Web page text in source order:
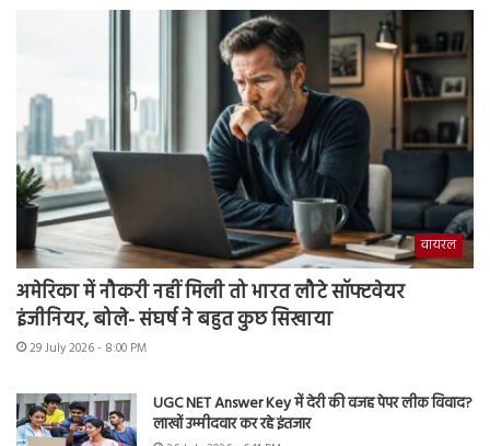
वायरल
अमेरिका में नौकरी नहीं मिली तो भारत लौटे सॉफ्टवेयर
इंजीनियर, बोले- संघर्ष ने बहुत कुछ सिखाया
29 July 2026 - 8:00 PM
UGC NET Answer Key में देरी की वजह पेपर लीक विवाद?
लाखों उम्मीदवार कर रहे इंतजार